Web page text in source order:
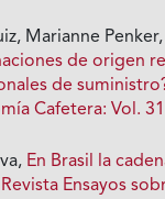
Marianne
de origen
de
Cafetera: Vol.
En Brasil la
Revista Ensayos